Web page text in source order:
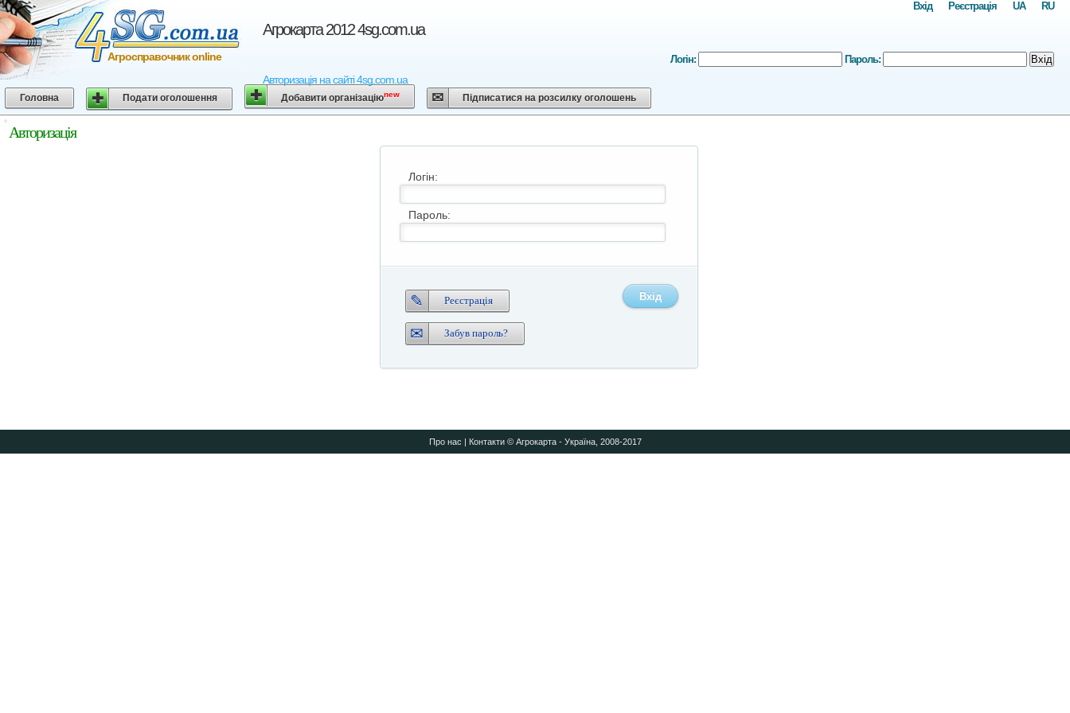
Агрокарта 2012 4sg.com.ua
Авторизація на сайті 4sg.com.ua
Агросправочник online
RU
UA
Реєстрація
Вхід
Логін: Пароль: Вхід
Головна Подати оголошення Добавити організаціюnew Підписатися на розсилку оголошень
Авторизація
Логін:
Пароль:
Вхід
Реєстрація
Забув пароль?
Про нас | Контакти© Агрокарта - Україна, 2008-2017